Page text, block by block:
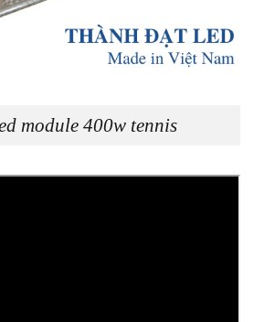
module 400w tennis